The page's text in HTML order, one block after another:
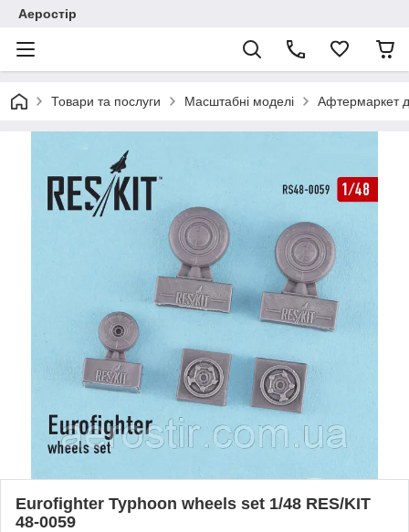
Аеростір
Товари та послуги Масштабні моделі Афтермаркет
Eurofighter Typhoon wheels set 1/48 RES/KIT
48-0059